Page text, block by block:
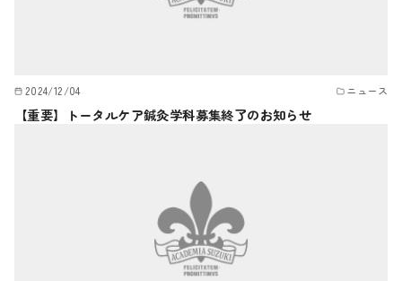
2024/12/04 ニュース
【重要】トータルケア鍼灸学科募集終了のお知らせ